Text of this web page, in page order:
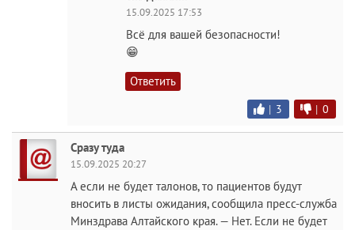
15.09.2025 17:53
Всё для вашей безопасности!
😁
Ответить
| 3 | 0
Сразу туда
15.09.2025 20:27
А если не будет талонов, то пациентов будут
вносить в листы ожидания, сообщила пресс-служба
Минздрава Алтайского края. — Нет. Если не будет